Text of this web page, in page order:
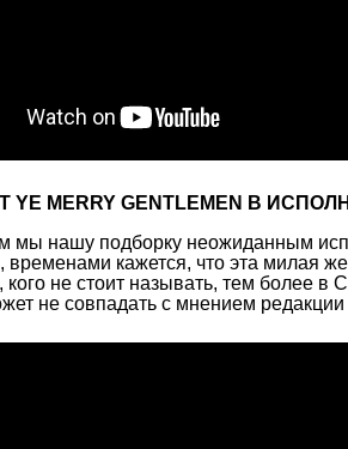
YE MERRY GENTLEMEN В
мы нашу подборку неожиданным
временами кажется, что эта милая
кого не стоит называть, тем более
не совпадать с мнением